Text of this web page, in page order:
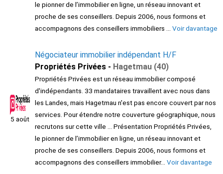
le pionner de l’immobilier en ligne, un réseau innovant et
proche de ses conseillers. Depuis 2006, nous formons et
accompagnons des conseillers immobiliers ... Voir davantage
5 août
Négociateur immobilier indépendant H/F
Propriétés Privées - Hagetmau (40)
Propriétés Privées est un réseau immobilier composé
d'indépendants. 33 mandataires travaillent avec nous dans
les Landes, mais Hagetmau n'est pas encore couvert par nos
services. Pour étendre notre couverture géographique, nous
recrutons sur cette ville ... Présentation Propriétés Privées,
le pionner de l’immobilier en ligne, un réseau innovant et
proche de ses conseillers. Depuis 2006, nous formons et
accompagnons des conseillers immobilier... Voir davantage